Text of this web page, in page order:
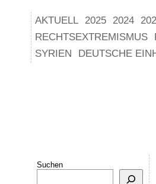
AKTUELL 2025 2024
RECHTSEXTREMISMUS
SYRIEN
DEUTSCHE
Suchen